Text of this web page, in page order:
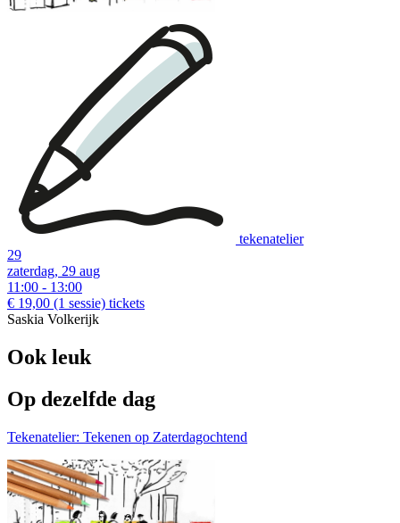
tekenatelier
29
zaterdag, 29 aug
11:00 - 13:00
€ 19,00 (1 sessie) tickets
Saskia Volkerijk
Ook leuk
Op dezelfde dag
Tekenatelier: Tekenen op Zaterdagochtend